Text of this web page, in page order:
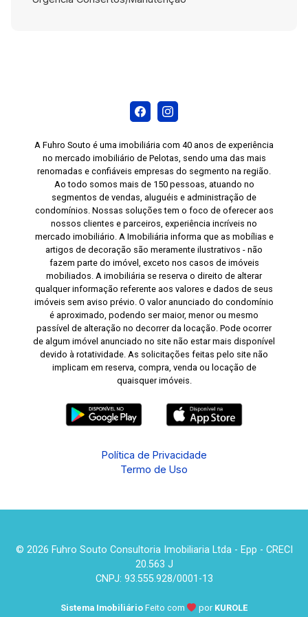
portaria 24 horas, circuito interno de
monitoramento e portão eletrônico. Localização
privilegiada ao lado do Parque Dom Antônio
Zattera. Ideal para estudantes, aposentados ou
para quem busca praticidade no dia a dia. Obs.
Se for locado sem mobília o valor é R$ 1.115,00.
Agende sua visita e conheça este apartamento
que combina localização estratégica, conforto e
funcionalidade em uma das regiões mais
tradicionais de Pelotas.
A Fuhro Souto é uma imobiliária com 40 anos de experiência
no mercado imobiliário de Pelotas, sendo uma das mais
renomadas e confiáveis empresas do segmento na região.
Ao todo somos mais de 150 pessoas, atuando no
segmentos de vendas, aluguéis e administração de
condomínios. Nossas soluções tem o foco de oferecer aos
nossos clientes e parceiros, experiência incríveis no
mercado imobiliário. A Imobiliária informa que as mobílias e
artigos de decoração são meramente ilustrativos - não
fazem parte do imóvel, exceto nos casos de imóveis
mobiliados. A imobiliária se reserva o direito de alterar
qualquer informação referente aos valores e dados de seus
imóveis sem aviso prévio. O valor anunciado do condomínio
é aproximado, podendo ser maior, menor ou mesmo
passível de alteração no decorrer da locação. Pode ocorrer
de algum imóvel anunciado no site não estar mais disponível
devido à rotatividade. As solicitações feitas pelo site não
implicam em reserva, compra, venda ou locação de
quaisquer imóveis.
Política de Privacidade
Termo de Uso
© 2026 Fuhro Souto Consultoria Imobiliaria Ltda - Epp - CRECI
20.563 J
CNPJ: 93.555.928/0001-13
Sistema Imobiliário Feito com por KUROLE